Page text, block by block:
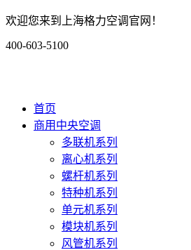
欢迎您来到上海格力空调官网！
400-603-5100
首页
商用中央空调
多联机系列
离心机系列
螺杆机系列
特种机系列
单元机系列
模块机系列
风管机系列